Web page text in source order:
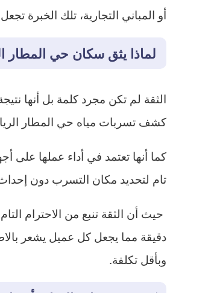
أو المباني التجارية، تلك
لماذا يثق سكان حي
الثقة لم تكن مجرد كلمة بل أنها
كشف تسربات مياه حي المطار
كما أنها تعتمد في أداء عملها على
تام لتحديد مكان التسرب دون
حيث أن الثقة تنبع من الاحترام
دقيقة مما يجعل كل عميل يشعر
وبأقل تكلفة.